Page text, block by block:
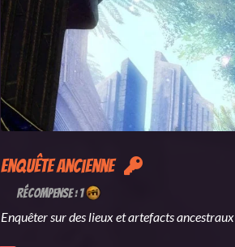
Enquête ancienne
Récompense : 1
Enquêter sur des lieux et artefacts